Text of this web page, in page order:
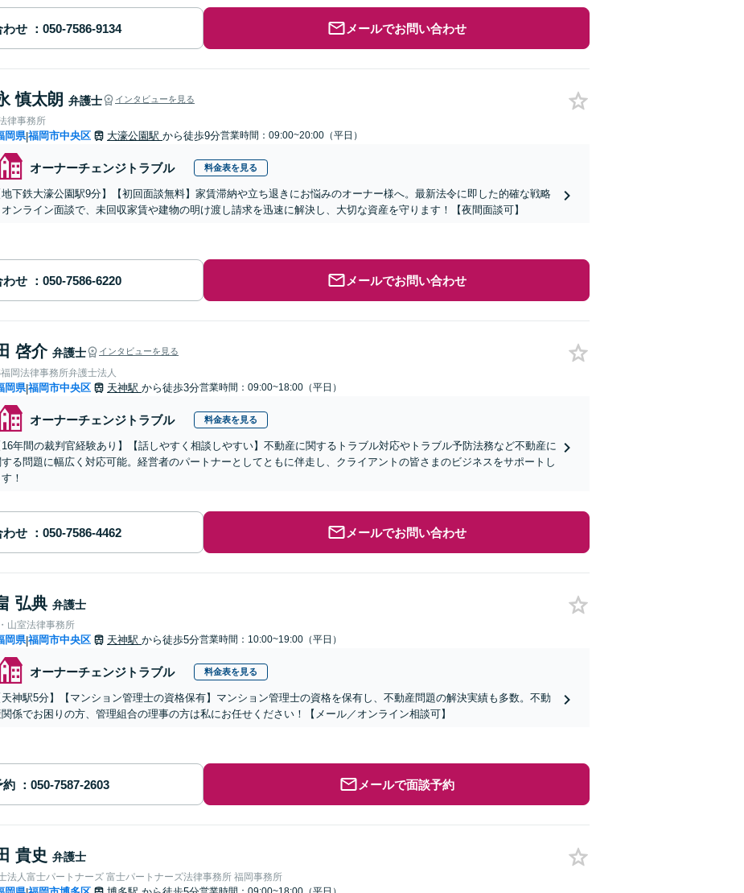
わせ メールでお問い合わせ
慎太朗 弁護士 インタビューを見る
律事務所
岡県|福岡市中央区 大濠公園駅 から徒歩9分営業時間：09:00~20:00（平日）
オーナーチェンジトラブル 料金表を見る
地下鉄大濠公園駅9分】【初回面談無料】家賃滞納や立ち退きにお悩みのオーナー様へ。最新法令に即した的確な戦略
オンライン面談で、未回収家賃や建物の明け渡し請求を迅速に解決し、大切な資産を守ります！【夜間面談可】
わせ メールでお問い合わせ
啓介 弁護士 インタビューを見る
岡法律事務所弁護士法人
岡県|福岡市中央区 天神駅 から徒歩3分営業時間：09:00~18:00（平日）
オーナーチェンジトラブル 料金表を見る
16年間の裁判官経験あり】【話しやすく相談しやすい】不動産に関するトラブル対応やトラブル予防法務など不動産に
する問題に幅広く対応可能。経営者のパートナーとしてともに伴走し、クライアントの皆さまのビジネスをサポートし
！
わせ メールでお問い合わせ
弘典 弁護士
山室法律事務所
岡県|福岡市中央区 天神駅 から徒歩5分営業時間：10:00~19:00（平日）
オーナーチェンジトラブル 料金表を見る
天神駅5分】【マンション管理士の資格保有】マンション管理士の資格を保有し、不動産問題の解決実績も多数。不動
関係でお困りの方、管理組合の理事の方は私にお任せください！【メール／オンライン相談可】
約 メールで面談予約
貴史 弁護士
法人富士パートナーズ 富士パートナーズ法律事務所 福岡事務所